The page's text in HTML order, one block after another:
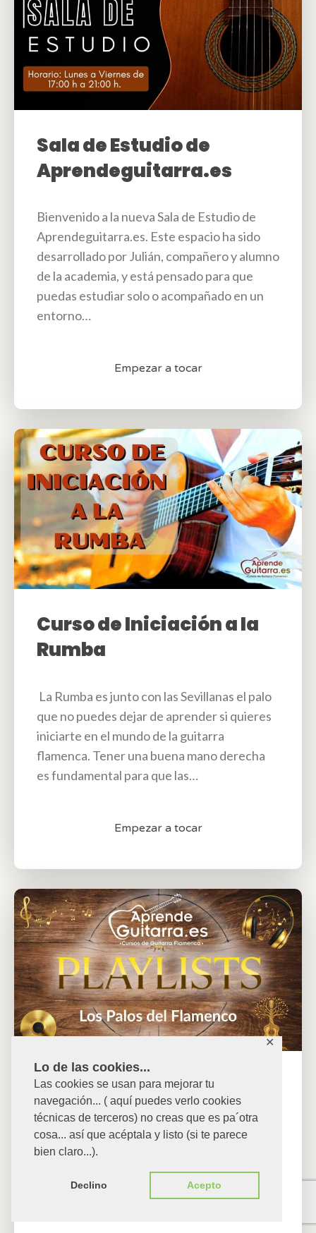
Lo de las cookies...
Las cookies se usan para mejorar tu
navegación... ( aquí puedes verlo cookies
técnicas de terceros) no creas que es pa´otra
cosa... así que acéptala y listo (si te parece
bien claro...).
Declino Acepto
✕
Sala de Estudio de
Aprendeguitarra.es
Bienvenido a la nueva Sala de Estudio de
Aprendeguitarra.es. Este espacio ha sido
desarrollado por Julián, compañero y alumno
de la academia, y está pensado para que
puedas estudiar solo o acompañado en un
entorno…
Empezar a tocar
Curso de Iniciación a la
Rumba
La Rumba es junto con las Sevillanas el palo
que no puedes dejar de aprender si quieres
iniciarte en el mundo de la guitarra
flamenca. Tener una buena mano derecha
es fundamental para que las…
Empezar a tocar
Playlists Flamenco
Este no es un curso al uso.Aquí no vas a
encontrar lecciones numeradas, ejercicios
obligatorios ni un “haz esto en este orden”.
Esto es otra cosa. Este espacio nace de una